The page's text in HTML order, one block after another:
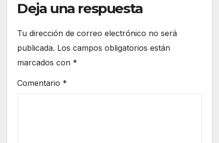
Deja una respuesta
Tu dirección de correo electrónico no será
publicada. Los campos obligatorios están
marcados con *
Comentario *